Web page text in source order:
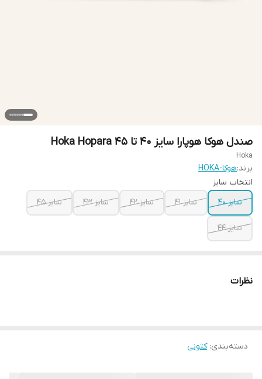
صندل هوکا هوپارا سایز ۴۰ تا ۴۵ Hoka Hopara
Hoka
برند:هوکا-HOKA
انتخاب سایز
سایز ۴۰
سایز ۴۱ سایز ۴۲ سایز ۴۳ سایز ۴۵
سایز ۴۴
نظرات
دسته‌بندی:کتونی